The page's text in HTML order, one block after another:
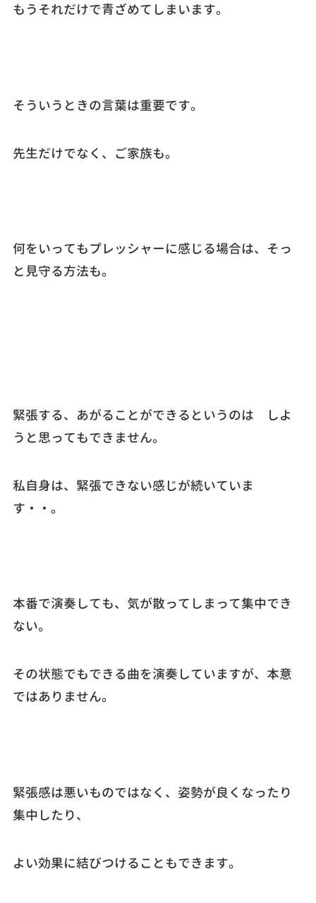
もうそれだけで青ざめてしまいます。
そういうときの言葉は重要です。
先生だけでなく、ご家族も。
何をいってもプレッシャーに感じる場合は、そっ
と見守る方法も。
緊張する、あがることができるというのは しよ
うと思ってもできません。
私自身は、緊張できない感じが続いていま
す・・。
本番で演奏しても、気が散ってしまって集中でき
ない。
その状態でもできる曲を演奏していますが、本意
ではありません。
緊張感は悪いものではなく、姿勢が良くなったり
集中したり、
よい効果に結びつけることもできます。